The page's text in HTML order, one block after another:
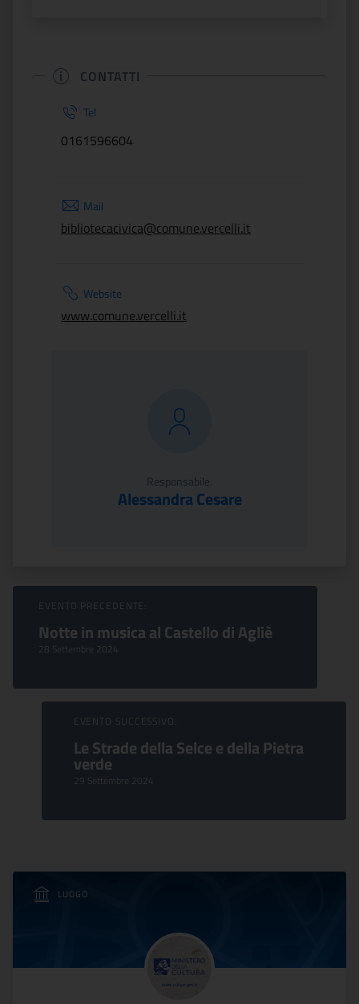
CONTATTI
Tel
0161596604
Mail
bibliotecacivica@comune.vercelli.it
Website
www.comune.vercelli.it
Responsabile:
Alessandra Cesare
Sfoglia Eventi
EVENTO PRECEDENTE:
Notte in musica al Castello di Agliè
28 Settembre 2024
EVENTO SUCCESSIVO:
Le Strade della Selce e della Pietra
verde
29 Settembre 2024
LUOGO